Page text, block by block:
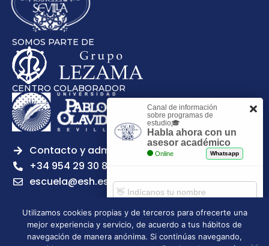
SOMOS PARTE DE
CENTRO COLABORADOR
Contacto y admisiones
+34 954 29 30 81
escuela@esh.es
Utilizamos cookies propias y de terceros para ofrecerte una
mejor experiencia y servicio, de acuerdo a tus hábitos de
navegación de manera anónima. Si continúas navegando,
Canal de información
sobre programas de
estudio🎓
Habla ahora con un
asesor académico
Online Whatsapp
Comenzar chat